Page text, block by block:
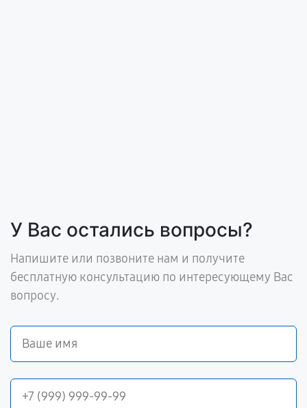
У Вас остались вопросы?
Напишите или позвоните нам и получите
бесплатную консультацию по интересующему Вас
вопросу.